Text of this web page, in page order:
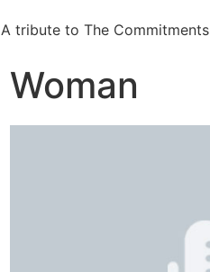
A tribute to The Commitments
Woman